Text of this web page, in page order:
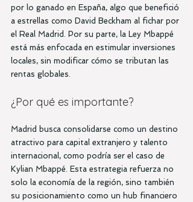
por lo ganado en España, algo que benefició
a estrellas como David Beckham al fichar por
el Real Madrid. Por su parte, la Ley Mbappé
está más enfocada en estimular inversiones
locales, sin modificar cómo se tributan las
rentas globales.
¿Por qué es importante?
Madrid busca consolidarse como un destino
atractivo para capital extranjero y talento
internacional, como podría ser el caso de
Kylian Mbappé. Esta estrategia refuerza no
solo la economía de la región, sino también
su posicionamiento como un hub financiero